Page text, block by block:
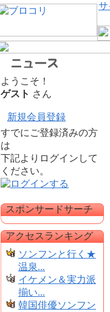
サ
ようこそ！
ゲスト さん
新規会員登録
すでにご登録済みの方
は
下記よりログインして
ください。
スポンサードサーチ
アクセスランキング
ソンフンと行く★
温泉...
イケメン＆実力派
揃い...
韓国俳優ソンフン